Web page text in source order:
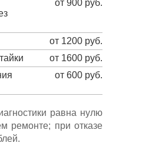
от 900 руб.
от 1200 руб.
от 1600 руб.
от 600 руб.
равна нулю
ремонте; при отказе